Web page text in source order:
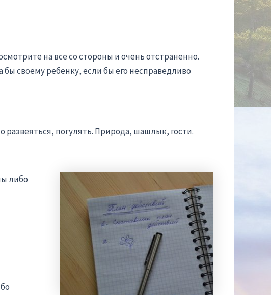
на все со стороны и очень отстраненно.
своему ребенку, если бы его несправедливо
погулять. Природа, шашлык, гости.
либо